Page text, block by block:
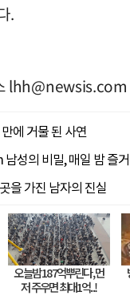
.
lhh@newsis.com